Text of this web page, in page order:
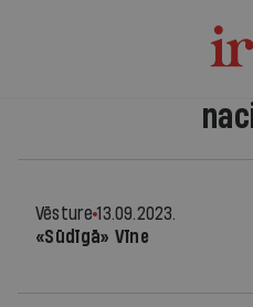
Vēsture 13.09.2023.
«Sūdīgā» Vīne